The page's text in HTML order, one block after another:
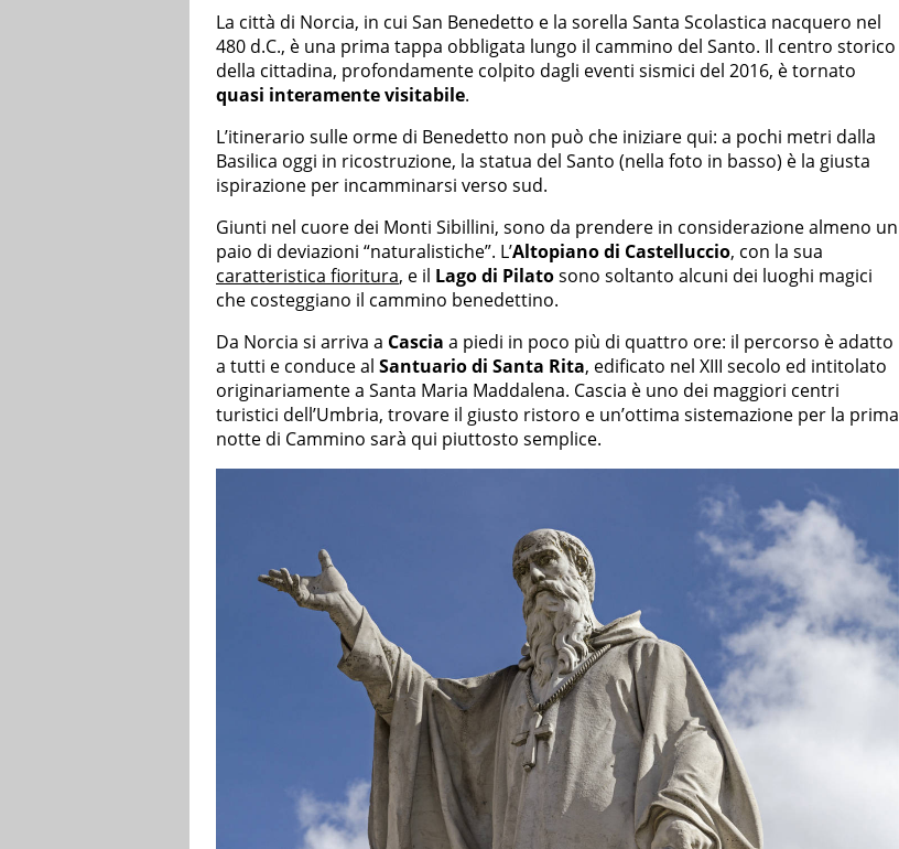
La città di Norcia, in cui San Benedetto e la sorella Santa Scolastica nacquero nel
480 d.C., è una prima tappa obbligata lungo il cammino del Santo. Il centro storico
della cittadina, profondamente colpito dagli eventi sismici del 2016, è tornato
quasi interamente visitabile.
L’itinerario sulle orme di Benedetto non può che iniziare qui: a pochi metri dalla
Basilica oggi in ricostruzione, la statua del Santo (nella foto in basso) è la giusta
ispirazione per incamminarsi verso sud.
Giunti nel cuore dei Monti Sibillini, sono da prendere in considerazione almeno un
paio di deviazioni “naturalistiche”. L’Altopiano di Castelluccio, con la sua
caratteristica fioritura, e il Lago di Pilatosono soltanto alcuni dei luoghi magici
che costeggiano il cammino benedettino.
Da Norcia si arriva a Cascia a piedi in poco più di quattro ore: il percorso è adatto
a tutti e conduce al Santuario di Santa Rita, edificato nel XIII secolo ed intitolato
originariamente a Santa Maria Maddalena. Cascia è uno dei maggiori centri
turistici dell’Umbria, trovare il giusto ristoro e un’ottima sistemazione per la prima
notte di Cammino sarà qui piuttosto semplice.